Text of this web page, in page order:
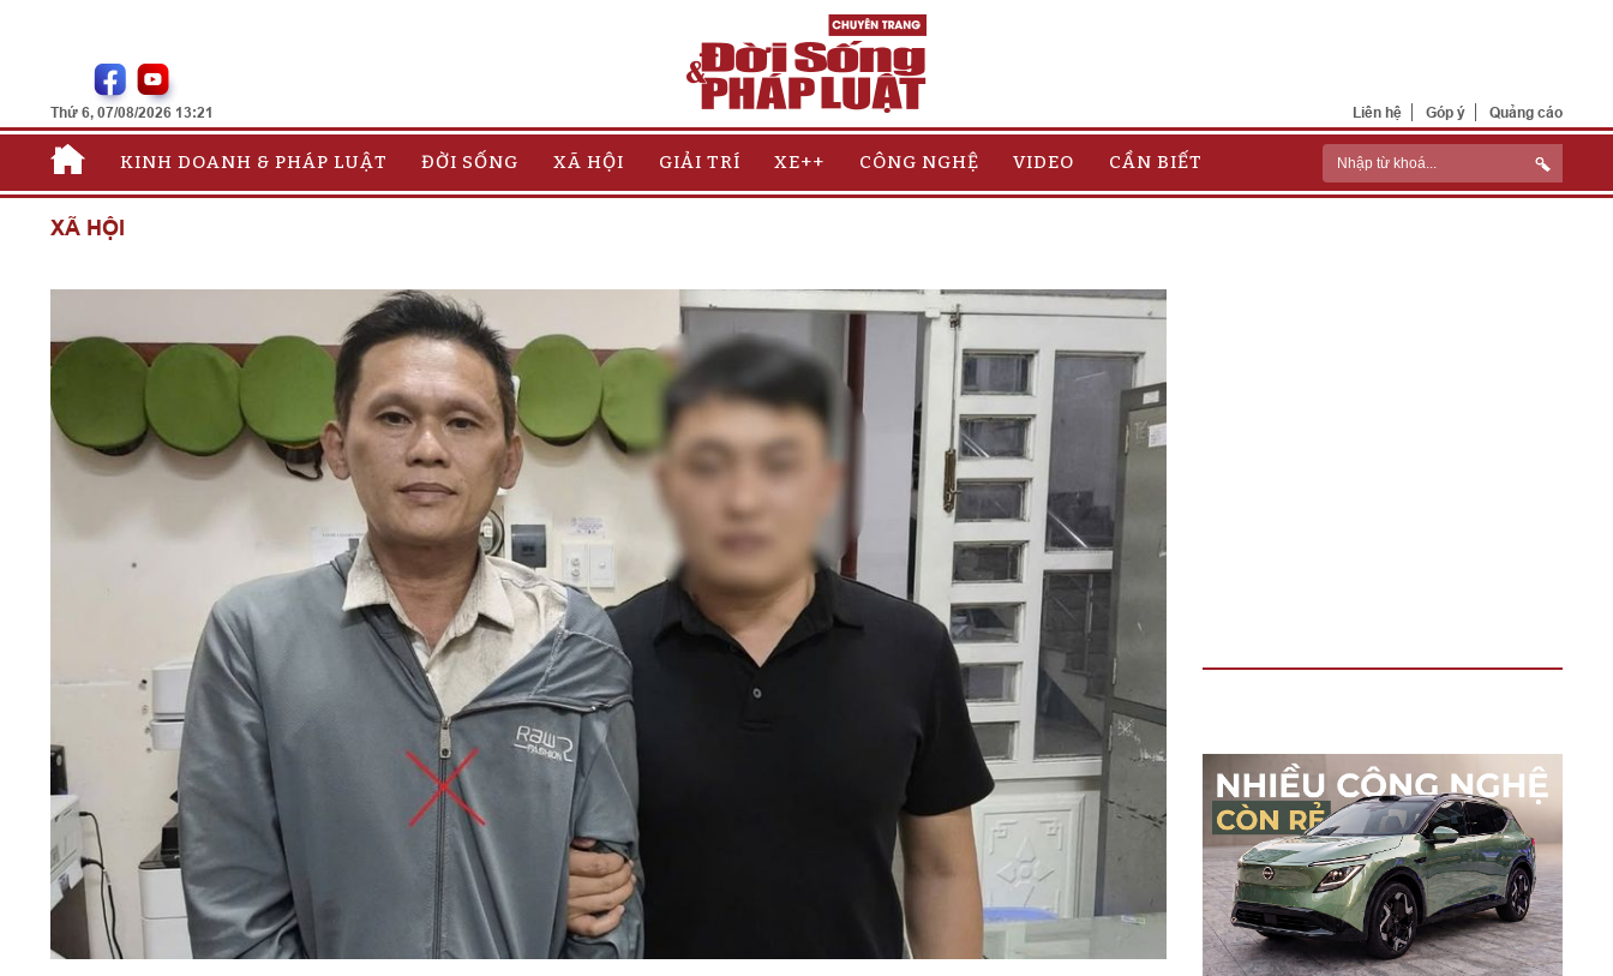
Thứ 6, 07/08/2026 13:21 Liên hệ Góp ý Quảng cáo
KINH DOANH & PHÁP LUẬT ĐỜI SỐNG XÃ HỘI GIẢI TRÍ XE++ CÔNG NGHỆ VIDEO CẦN BIẾT
XÃ HỘI